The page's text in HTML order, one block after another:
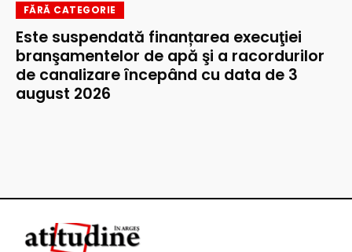
FĂRĂ CATEGORIE
Este suspendată finanțarea execuţiei
branşamentelor de apă şi a racordurilor
de canalizare începând cu data de 3
august 2026